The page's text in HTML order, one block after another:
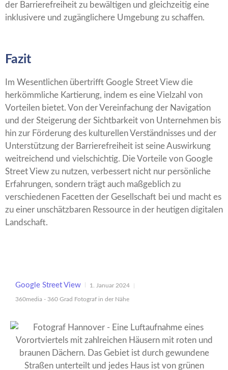
der Barrierefreiheit zu bewältigen und gleichzeitig eine
inklusivere und zugänglichere Umgebung zu schaffen.
Fazit
Im Wesentlichen übertrifft Google Street View die
herkömmliche Kartierung, indem es eine Vielzahl von
Vorteilen bietet. Von der Vereinfachung der Navigation
und der Steigerung der Sichtbarkeit von Unternehmen bis
hin zur Förderung des kulturellen Verständnisses und der
Unterstützung der Barrierefreiheit ist seine Auswirkung
weitreichend und vielschichtig. Die Vorteile von Google
Street View zu nutzen, verbessert nicht nur persönliche
Erfahrungen, sondern trägt auch maßgeblich zu
verschiedenen Facetten der Gesellschaft bei und macht es
zu einer unschätzbaren Ressource in der heutigen digitalen
Landschaft.
Google Street View 1. Januar 2024
360media - 360 Grad Fotograf in der Nähe